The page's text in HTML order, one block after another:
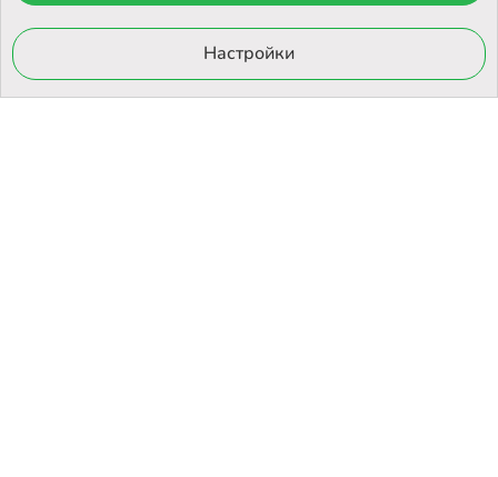
© 2026 Otrovi.com. Всички права запазени ™ |Карта на сайта
Онлайн магазин
Настройки